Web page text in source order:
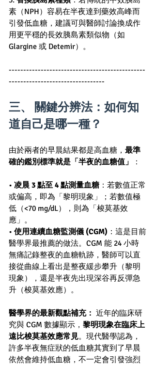
素（NPH）容易在半夜達到藥效高峰而
引發低血糖，建議可與醫師討論換成作
用更平穩的長效胰島素類似物（如
Glargine 或 Detemir）。
-----------------------------------------------
---------------------------------
三、 關鍵分辨法：如何知
道自己是哪一種？
由於兩者的早晨結果都是高血糖， 最準
確的鑑別標準就是「半夜的血糖值」
：
• 凌晨 3 點至 4 點測量血糖 ：若數值正常
或偏高，即為「黎明現象」；若數值極
低（<70 mg/dL），則為「梭莫基效
應」。
• 使用連續血糖監測儀 (CGM) ：這是目前
醫學界最推薦的做法。CGM 能 24 小時
無痛記錄整夜的血糖軌跡，醫師可以直
接從曲線上看出是整夜緩步攀升（黎明
現象），還是半夜先出現深谷再反彈急
升（梭莫基效應）。
醫學界的最新觀點補充： 近年的臨床研
究與 CGM 數據顯示， 黎明現象在臨床上
遠比梭莫基效應常見。現代醫學認為，
許多半夜無症狀的低血糖其實到了早晨
依然會維持低血糖，不一定會引發強烈